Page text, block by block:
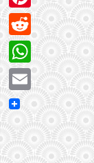
Pinterest
Reddit
WhatsApp
Email